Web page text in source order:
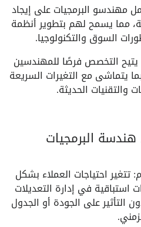
مهندسو البرمجيات على إيجاد
مما يسمح لهم بتطوير أنظمة
السوق والتكنولوجيا.
يتيح التخصص فرصًا للمهندسين
يتماشى مع التغيرات السريعة
والتقنيات الحديثة.
البرمجيات
تتغير احتياجات العملاء بشكل
في إدارة التعديلات
التأثير على الجودة أو الجدول